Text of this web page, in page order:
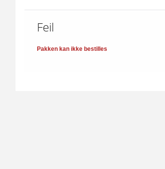
Feil
Pakken kan ikke bestilles